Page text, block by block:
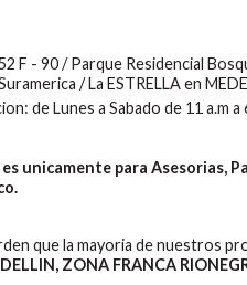
F - 90 / Parque Residencial
/ La ESTRELLA en
de Lunes a Sabado de 11 a.m a
es unicamente para Asesorias,
que la mayoria de nuestros
ZONA FRANCA